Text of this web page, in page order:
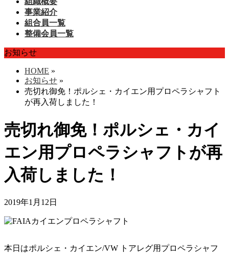
事業紹介
組合員一覧
整備会員一覧
お知らせ
HOME »
お知らせ »
売切れ御免！ポルシェ・カイエン用プロペラシャフト
が再入荷しました！
売切れ御免！ポルシェ・カイ
エン用プロペラシャフトが再
入荷しました！
2019年1月12日
本日はポルシェ・カイエン/VW トアレグ用プロペラシャフ